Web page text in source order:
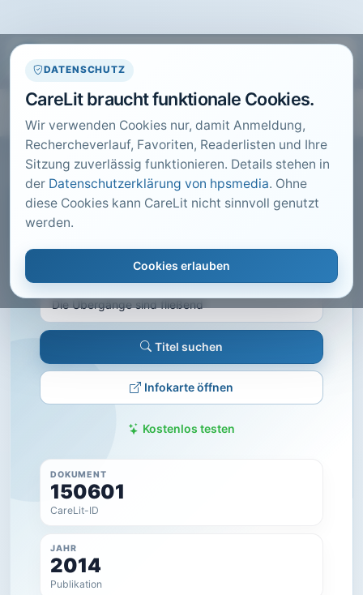
DATENSCHUTZ
CareLit braucht funktionale Cookies.
Wir verwenden Cookies nur, damit Anmeldung,
Rechercheverlauf, Favoriten, Readerlisten und Ihre
Sitzung zuverlässig funktionieren. Details stehen in
der Datenschutzerklärung von hpsmedia. Ohne
diese Cookies kann CareLit nicht sinnvoll genutzt
werden.
Cookies erlauben
CARELIT FACHARTIKEL
Die Übergänge sind fließend
Altenheim, Hannover · 2014 · Heft 6 · S. 22 bis 25
Titel suchen
Infokarte öffnen
Kostenlos testen
DOKUMENT
150601
CareLit-ID
JAHR
2014
Publikation